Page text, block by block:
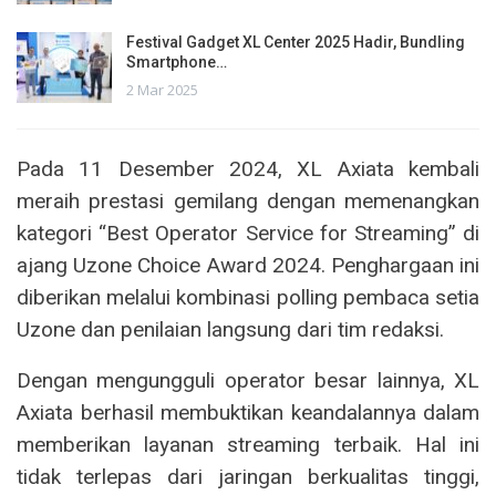
Festival Gadget XL Center 2025 Hadir, Bundling
Smartphone…
2 Mar 2025
Pada 11 Desember 2024, XL Axiata kembali
meraih prestasi gemilang dengan memenangkan
kategori “Best Operator Service for Streaming” di
ajang Uzone Choice Award 2024. Penghargaan ini
diberikan melalui kombinasi polling pembaca setia
Uzone dan penilaian langsung dari tim redaksi.
Dengan mengungguli operator besar lainnya, XL
Axiata berhasil membuktikan keandalannya dalam
memberikan layanan streaming terbaik. Hal ini
tidak terlepas dari jaringan berkualitas tinggi,